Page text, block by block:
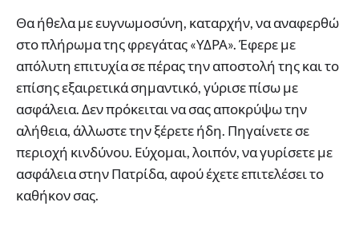
Θα ήθελα με ευγνωμοσύνη, καταρχήν, να αναφερθώ
στο πλήρωμα της φρεγάτας «ΥΔΡΑ». Έφερε με
απόλυτη επιτυχία σε πέρας την αποστολή της και το
επίσης εξαιρετικά σημαντικό, γύρισε πίσω με
ασφάλεια. Δεν πρόκειται να σας αποκρύψω την
αλήθεια, άλλωστε την ξέρετε ήδη. Πηγαίνετε σε
περιοχή κινδύνου. Εύχομαι, λοιπόν, να γυρίσετε με
ασφάλεια στην Πατρίδα, αφού έχετε επιτελέσει το
καθήκον σας.